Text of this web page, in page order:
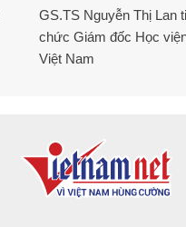
GS.TS Nguyễn Thị Lan
chức Giám đốc Học
Việt Nam